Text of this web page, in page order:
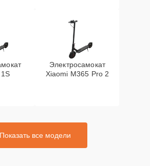
Электросамокат
Xiaomi M365 Pro 2
Показать все модели